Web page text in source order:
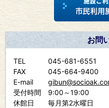
お問
TEL
045-681-6551
FAX
045-664-9400
E-mail
受付時間
9:00～19:00
休館日
毎月第2水曜日